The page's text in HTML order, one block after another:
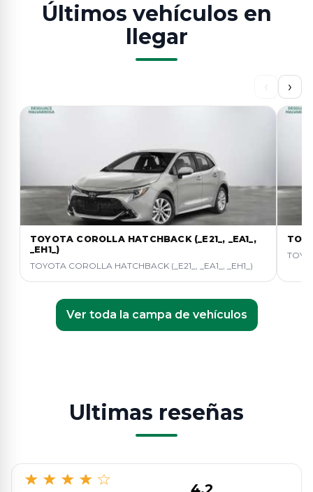
Últimos vehículos en
llegar
‹ ›
TOYOTA COROLLA HATCHBACK (_E21_, _EA1_,
_EH1_)
TOYOTA COROLLA HATCHBACK (_E21_, _EA1_, _EH1_)
Ver toda la campa de vehículos
Ultimas reseñas
★ ★ ★ ★ ☆